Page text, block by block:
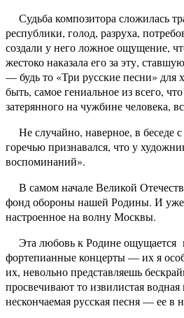
Судьба композитора сложилась
республики, голод, разруха,
создали у него ложное ощущение,
жестоко наказала его за эту,
— будь то «Три русские песни» для
быть, самое гениальное из всего,
затерянного на чужбине человека,
Не случайно, наверное, в беседе
горечью признавался, что у
воспоминаний».
В самом начале Великой
фонд обороны нашей Родины. И уже
настроенное на волну Москвы.
Эта любовь к Родине ощущается
фортепианные концерты — их я
их, невольно представляешь
просвечивают то извилистая
нескончаемая русская песня — ее